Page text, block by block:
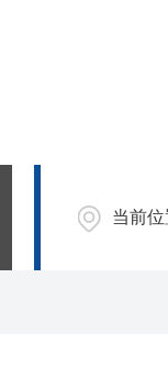
当前